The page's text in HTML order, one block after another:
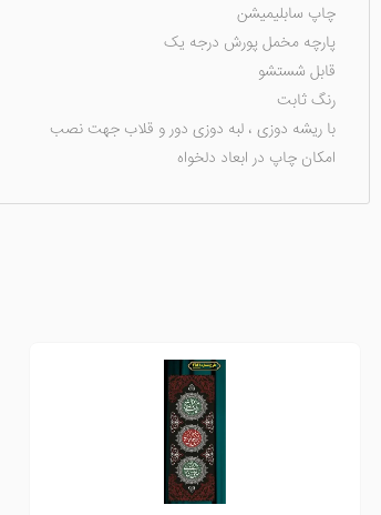
چاپ سابلیمیشن
پارچه مخمل پورش درجه یک
قابل شستشو
رنگ ثابت
با ریشه دوزی ، لبه دوزی دور و قلاب جهت نصب
امکان چاپ در ابعاد دلخواه